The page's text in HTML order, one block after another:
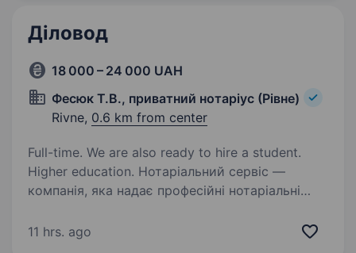
Діловод
18 000 – 24 000 UAH
Фесюк Т.В., приватний нотаріус (Рівне)
Rivne, 0.6 km from center
Full-time. We are also ready to hire a student.
Higher education. Нотаріальний сервіс —
компанія, яка надає професійні нотаріальні
районі, забезпечуючи законність, надійність і
11 hrs. ago